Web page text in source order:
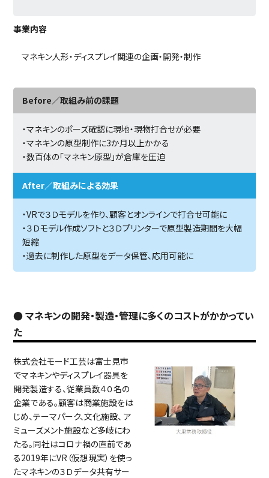
事業内容
マネキン人形・ディスプレイ関連の企画・開発・制作
Before／取組み前の課題
・マネキンのポーズ確認に現地・現物打合せが必要
・マネキンの原型制作に3か月以上かかる
・数百体の「マネキン原型」が倉庫を圧迫
After／取組みによる効果
・VRで３Ｄモデルを作り、顧客とオンラインで打合せ可能に
・３Ｄモデル作成ソフトと３Ｄプリンターで原型製造期間を大幅
短縮
・過去に制作した原型をデータ保管、応用可能に
● マネキンの開発・製造・管理に多くのコストがかかってい
た
株式会社モード工芸は富士見市
でマネキンやディスプレイ器具を
開発製造する、従業員数４０名の
企業である。顧客は商業施設をは
じめ、テーマパーク、文化施設、 ア
ミューズメント施設など多岐にわ
たる。同社はコロナ禍の直前であ
る2019年にVR（仮想現実）を使っ
たマネキンの３Ｄデータ共有サー